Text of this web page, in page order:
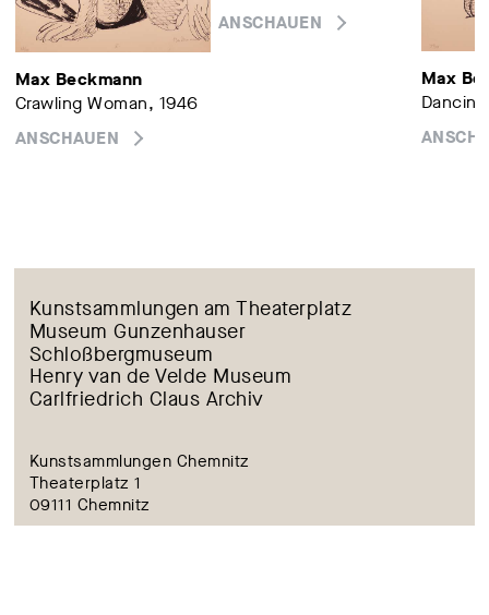
Max Beckmann
Crawling Woman, 1946
ANSCHAUEN
ANSCHAUEN
Max
Kunstsammlungen am Theaterplatz
Museum Gunzenhauser
Schloßbergmuseum
Henry van de Velde Museum
Carlfriedrich Claus Archiv
Kunstsammlungen Chemnitz
Theaterplatz 1
09111 Chemnitz